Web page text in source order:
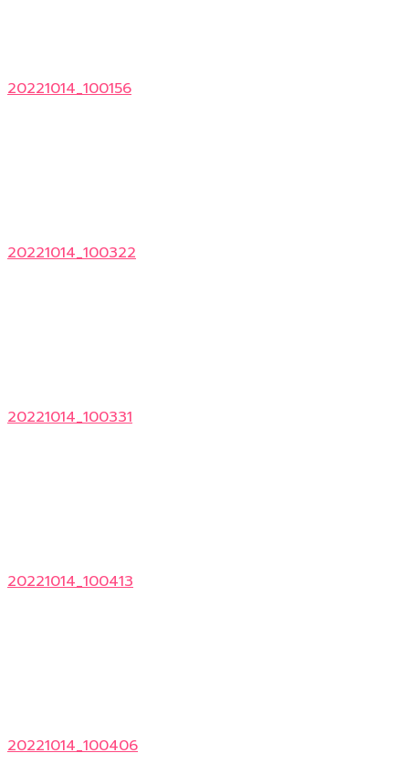
20221014_100156
20221014_100322
20221014_100331
20221014_100413
20221014_100406